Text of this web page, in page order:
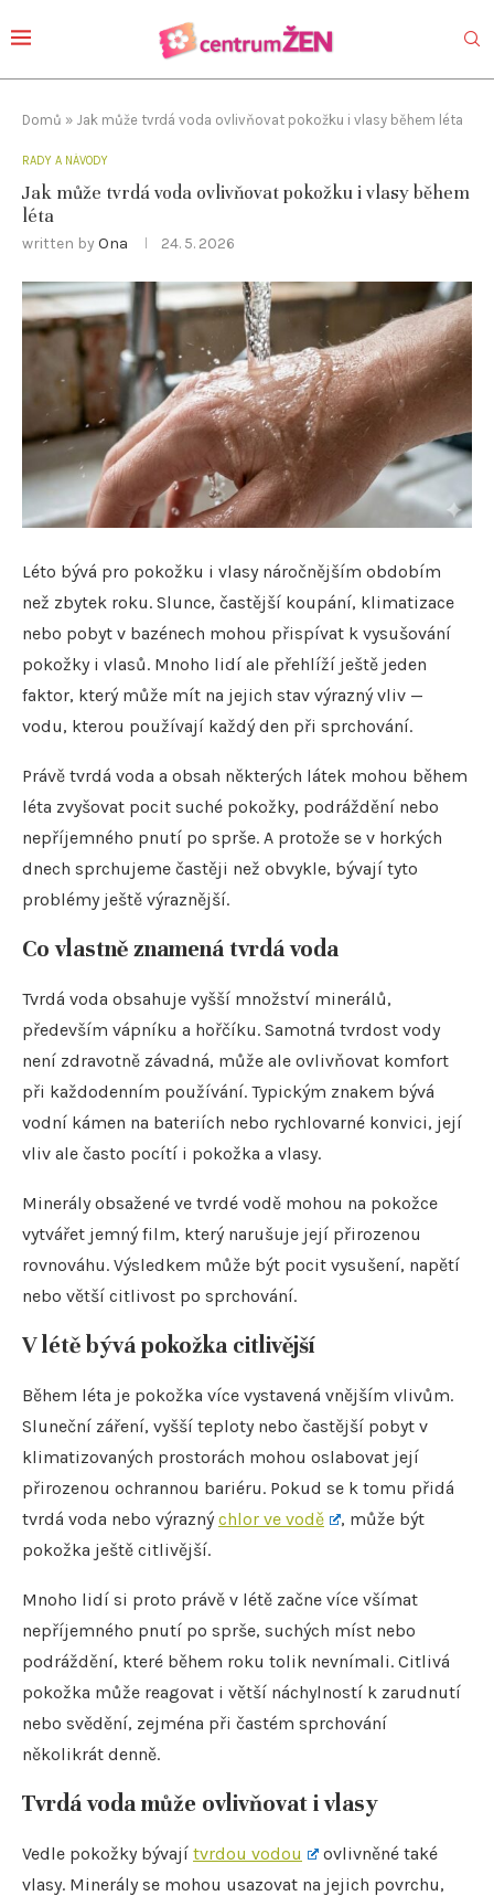
Domů » Jak může tvrdá voda ovlivňovat pokožku i vlasy během léta
RADY A NÁVODY
Jak může tvrdá voda ovlivňovat pokožku i vlasy během
léta
written by Ona 24. 5. 2026
Léto bývá pro pokožku i vlasy náročnějším obdobím
než zbytek roku. Slunce, častější koupání, klimatizace
nebo pobyt v bazénech mohou přispívat k vysušování
pokožky i vlasů. Mnoho lidí ale přehlíží ještě jeden
faktor, který může mít na jejich stav výrazný vliv —
vodu, kterou používají každý den při sprchování.
Právě tvrdá voda a obsah některých látek mohou během
léta zvyšovat pocit suché pokožky, podráždění nebo
nepříjemného pnutí po sprše. A protože se v horkých
dnech sprchujeme častěji než obvykle, bývají tyto
problémy ještě výraznější.
Co vlastně znamená tvrdá voda
Tvrdá voda obsahuje vyšší množství minerálů,
především vápníku a hořčíku. Samotná tvrdost vody
není zdravotně závadná, může ale ovlivňovat komfort
při každodenním používání. Typickým znakem bývá
vodní kámen na bateriích nebo rychlovarné konvici, její
vliv ale často pocítí i pokožka a vlasy.
Minerály obsažené ve tvrdé vodě mohou na pokožce
vytvářet jemný film, který narušuje její přirozenou
rovnováhu. Výsledkem může být pocit vysušení, napětí
nebo větší citlivost po sprchování.
V létě bývá pokožka citlivější
Během léta je pokožka více vystavená vnějším vlivům.
Sluneční záření, vyšší teploty nebo častější pobyt v
klimatizovaných prostorách mohou oslabovat její
přirozenou ochrannou bariéru. Pokud se k tomu přidá
tvrdá voda nebo výraznýchlor ve vodě
, může být
pokožka ještě citlivější.
Mnoho lidí si proto právě v létě začne více všímat
nepříjemného pnutí po sprše, suchých míst nebo
podráždění, které během roku tolik nevnímali. Citlivá
pokožka může reagovat i větší náchylností k zarudnutí
nebo svědění, zejména při častém sprchování
několikrát denně.
Tvrdá voda může ovlivňovat i vlasy
Vedle pokožky bývají tvrdou vodou
ovlivněné také
vlasy. Minerály se mohou usazovat na jejich povrchu,